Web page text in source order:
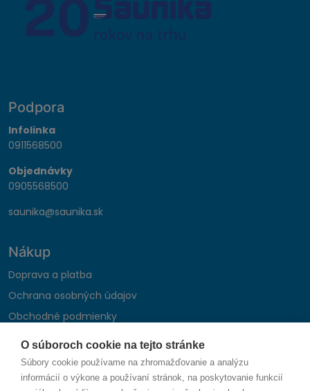
O súboroch cookie na tejto stránke
Súbory cookie používame na zhromažďovanie a analýzu
informácií o výkone a používaní stránok, na poskytovanie funkcií
Podpora
Infolinka
0911568500
Objednávky
0905568500
saunika@saunika.sk
Nákup
Doprava a platba
Ochrana osobných údajov
Obchodné podmienky
Reklamačný poriadok
Montáž autohifi
Formulár na odstúpenie od zmluvy